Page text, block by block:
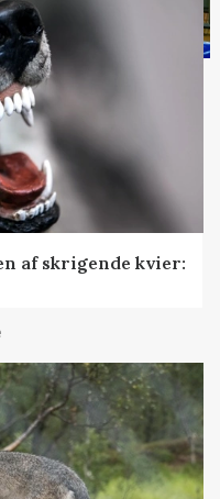
af skrigende kvier: